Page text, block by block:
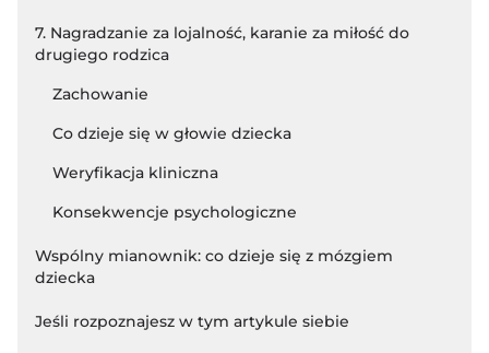
7. Nagradzanie za lojalność, karanie za miłość do
drugiego rodzica
Zachowanie
Co dzieje się w głowie dziecka
Weryfikacja kliniczna
Konsekwencje psychologiczne
Wspólny mianownik: co dzieje się z mózgiem
dziecka
Jeśli rozpoznajesz w tym artykule siebie